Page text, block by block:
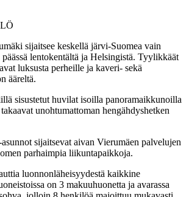
sijaitsee keskellä järvi-Suomea vain
lentokentältä ja Helsingistä. Tyylikkäät
luksusta perheille ja kaveri- sekä
ääreltä.
sisustetut huvilat isoilla panoramaikkunoilla
unohtumattoman hengähdyshetken
sijaitsevat aivan Vierumäen palvelujen
parhaimpia liikuntapaikkoja.
luonnonläheisyydestä kaikkine
on 3 makuuhuonetta ja avarassa